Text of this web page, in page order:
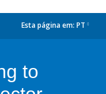
Esta página em: PT
to